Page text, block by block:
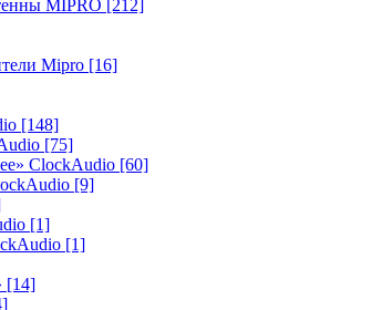
MIPRO [212]
Mipro [16]
[148]
[75]
ClockAudio [60]
[9]
[1]
[1]
[14]